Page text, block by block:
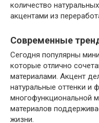
количество
акцентами из
Современные
Сегодня популярны
которые отлично
материалами. Акцент
натуральные оттенки и
многофункциональной
материалов
жизни.